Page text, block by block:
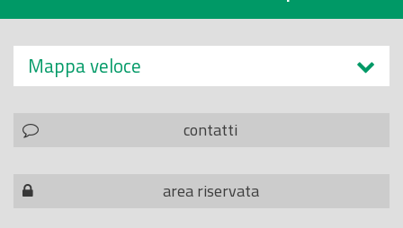
Mappa veloce
contatti
area riservata